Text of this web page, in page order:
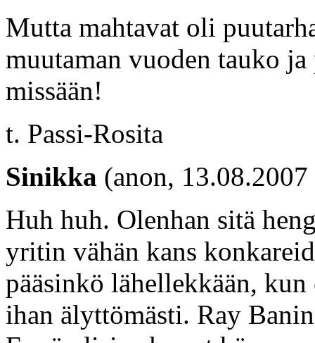
Mutta mahtavat oli
muutaman vuoden tauko
missään!
t. Passi-Rosita
Sinikka (anon,
Huh huh. Olenhan sitä
yritin vähän kans
pääsinkö lähellekkään,
ihan älyttömästi. Ray